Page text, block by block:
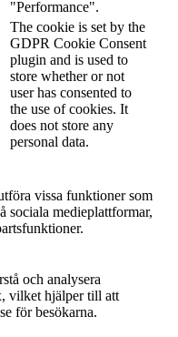
"Performance".
The cookie is set by the
GDPR Cookie Consent
plugin and is used to
store whether or not
user has consented to
the use of cookies. It
does not store any
personal data.
vissa funktioner som
sociala medieplattformar,
och analysera
vilket hjälper till att
för besökarna.